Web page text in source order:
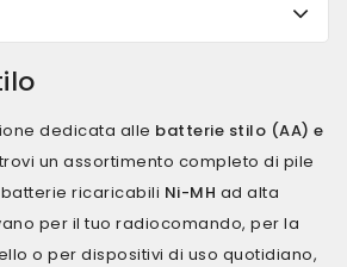
dedicata alle batterie stilo (AA) e
un assortimento completo di pile
ricaricabili Ni-MH ad alta
per il tuo radiocomando, per la
o per dispositivi di uso quotidiano,